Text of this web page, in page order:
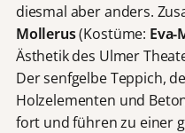
diesmal aber anders.
Mollerus(Kostüme: Eva-
Ästhetik des Ulmer
Der senfgelbe Teppich,
Holzelementen und
fort und führen zu einer